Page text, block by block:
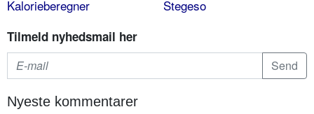
Kalorieberegner Stegeso
Tilmeld nyhedsmail her
Nyeste kommentarer